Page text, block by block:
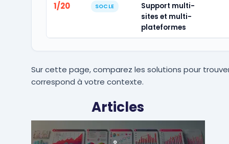
1/20 SOCLE
Support multi-
sites et multi-
plateformes
Sur cette page, comparez les solutions pour
correspond à votre contexte.
Articles